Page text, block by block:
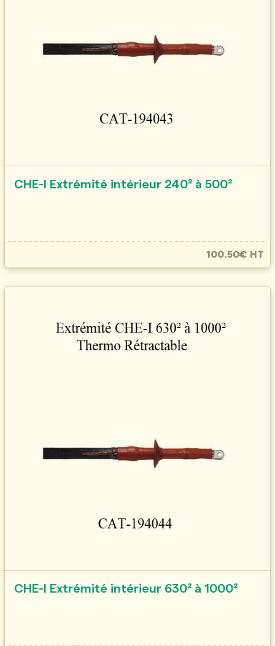
CHE-I Extrémité intérieur 240² à 500²
100.50€ HT
CHE-I Extrémité intérieur 630² à 1000²